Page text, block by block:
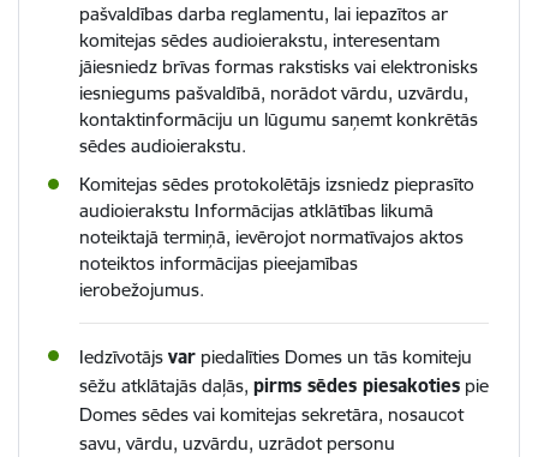
pašvaldības darba reglamentu, lai iepazītos ar
komitejas sēdes audioierakstu, interesentam
jāiesniedz brīvas formas rakstisks vai elektronisks
iesniegums pašvaldībā, norādot vārdu, uzvārdu,
kontaktinformāciju un lūgumu saņemt konkrētās
sēdes audioierakstu.
Komitejas sēdes protokolētājs izsniedz pieprasīto
audioierakstu Informācijas atklātības likumā
noteiktajā termiņā, ievērojot normatīvajos aktos
noteiktos informācijas pieejamības
ierobežojumus.
Iedzīvotājs var piedalīties Domes un tās komiteju
sēžu atklātajās daļās, pirms sēdes piesakoties pie
Domes sēdes vai komitejas sekretāra, nosaucot
savu, vārdu, uzvārdu, uzrādot personu